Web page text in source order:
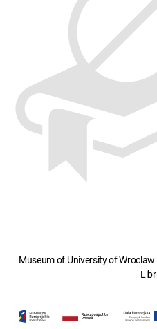
Museum of University of